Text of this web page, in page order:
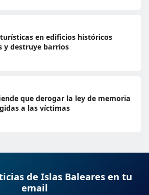
turísticas en edificios históricos
y destruye barrios
que derogar la ley de memoria
a las víctimas
de Islas Baleares en tu
email